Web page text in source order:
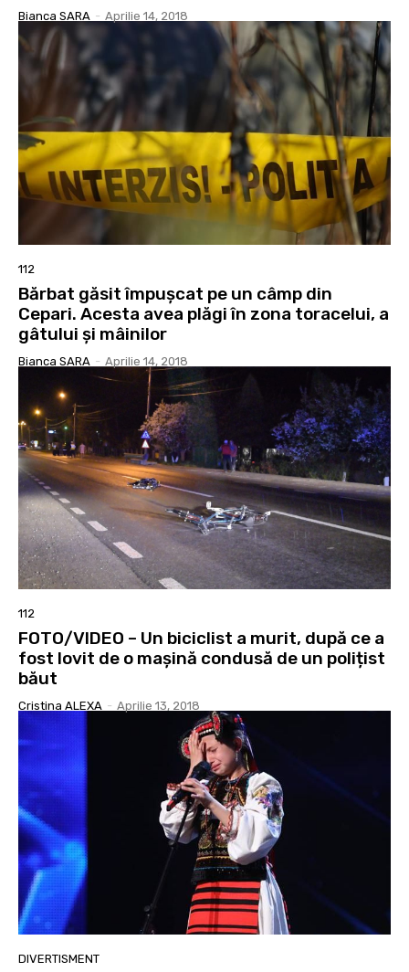
Bianca SARA - Aprilie 14, 2018
112
Bărbat găsit împușcat pe un câmp din
Cepari. Acesta avea plăgi în zona toracelui, a
gâtului și mâinilor
Bianca SARA - Aprilie 14, 2018
112
FOTO/VIDEO – Un biciclist a murit, după ce a
fost lovit de o mașină condusă de un polițist
băut
Cristina ALEXA - Aprilie 13, 2018
DIVERTISMENT